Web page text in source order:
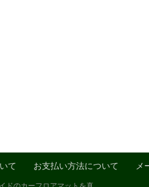
て お支払い方法について メ